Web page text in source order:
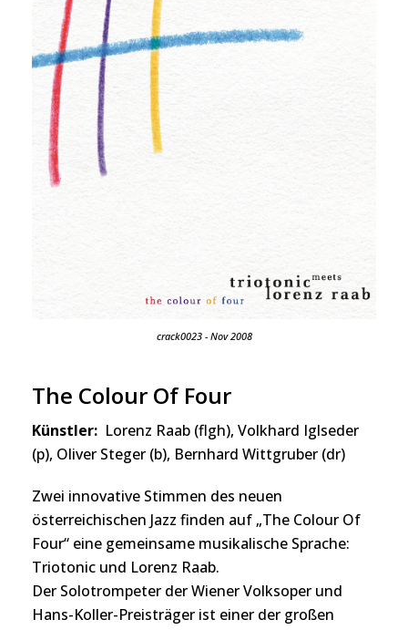
crack0023 - Nov 2008
The Colour Of Four
Künstler: Lorenz Raab (flgh), Volkhard Iglseder
(p), Oliver Steger (b), Bernhard Wittgruber (dr)
Zwei innovative Stimmen des neuen
österreichischen Jazz finden auf „The Colour Of
Four“ eine gemeinsame musikalische Sprache:
Triotonic und Lorenz Raab.
Der Solotrompeter der Wiener Volksoper und
Hans-Koller-Preisträger ist einer der großen